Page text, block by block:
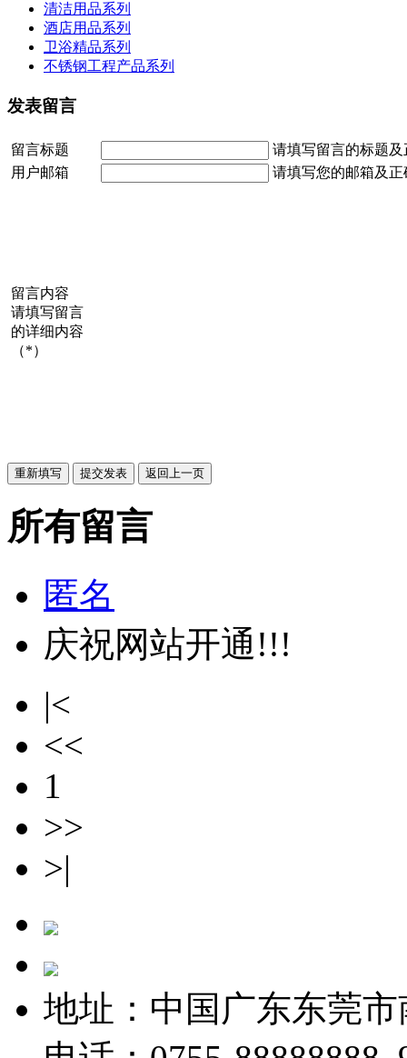
清洁用品系列
酒店用品系列
卫浴精品系列
不锈钢工程产品系列
发表留言
留言标题
请填写留言的标题
用户邮箱
请填写您的邮箱及
留言内容
请填写留言
的详细内容
（*）
所有留言
匿名
庆祝网站开通!!!
|<
<<
1
>>
>|
地址：中国广东东莞